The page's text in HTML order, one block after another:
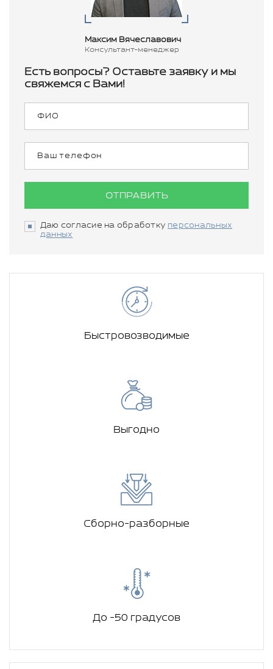
Максим Вячеславович
Консультант-менеджер
Есть вопросы? Оставьте заявку и мы
свяжемся с Вами!
ОТПРАВИТЬ
Даю согласие на обработку персональных
данных
Быстровозводимые
Выгодно
Сборно-разборные
До -50 градусов